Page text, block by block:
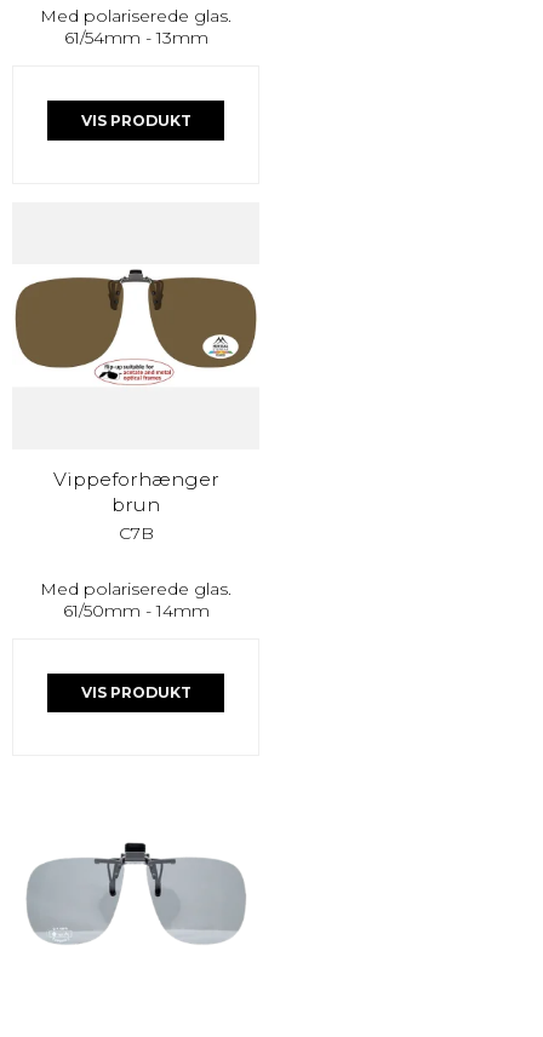
Med polariserede glas.
61/54mm - 13mm
VIS PRODUKT
Vippeforhænger
brun
C7B
Med polariserede glas.
61/50mm - 14mm
VIS PRODUKT